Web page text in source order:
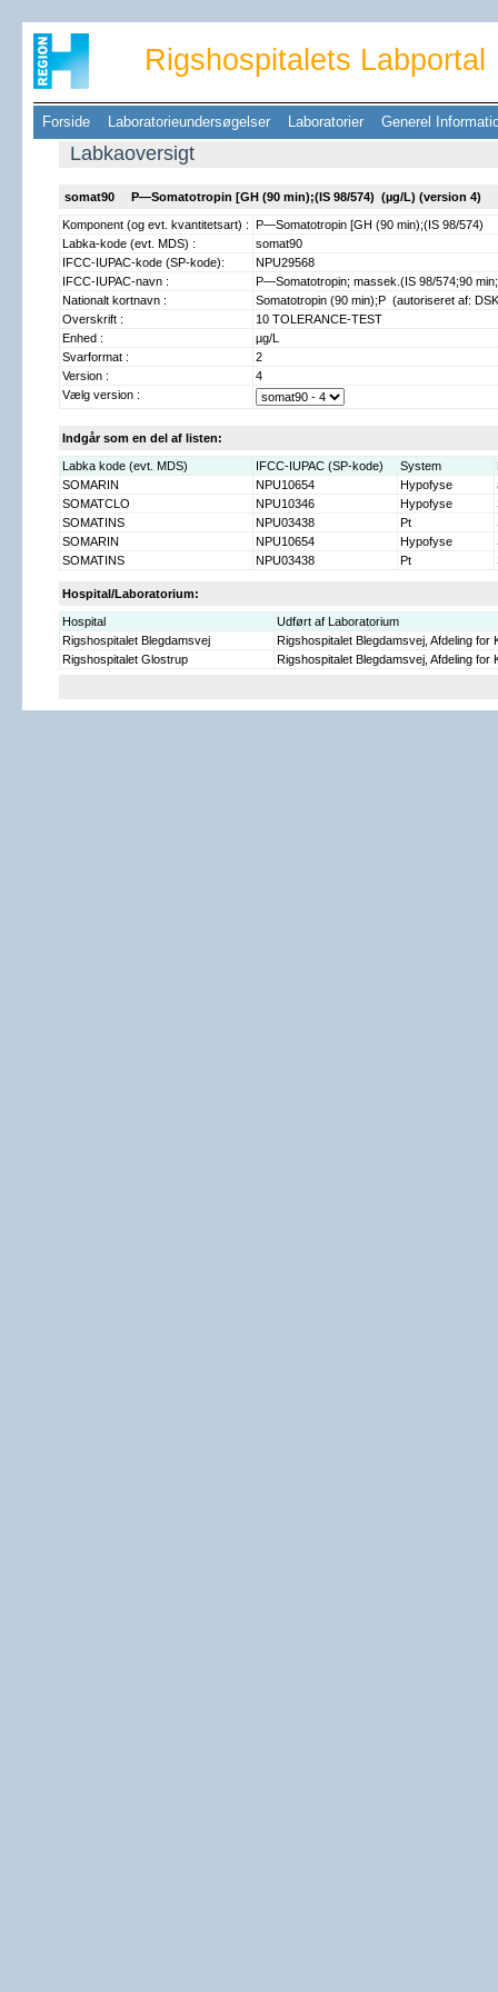
Rigshospitalets Labportal
Forside Laboratorieundersøgelser Laboratorier Generel
Labkaoversigt
somat90 P—Somatotropin [GH (90 min);(IS 98/574) (µg/L) (version 4)
Komponent (og evt. kvantitetsart) : P—Somatotropin [GH (90 min);(IS 98/574)
Labka-kode (evt. MDS) :
somat90
IFCC-IUPAC-kode (SP-kode):
NPU29568
IFCC-IUPAC-navn :
P—Somatotropin; massek.(IS 98/574;90
Nationalt kortnavn :
Somatotropin (90 min);P (autoriseret af:
Overskrift :
10 TOLERANCE-TEST
Enhed :
µg/L
Svarformat :
2
Version :
4
Vælg version :
Indgår som en del af listen:
Labka kode (evt. MDS) IFCC-IUPAC (SP-kode) System
SOMARIN
NPU10654 Hypofyse
SOMATCLO
NPU10346 Hypofyse
SOMATINS
NPU03438 Pt
SOMARIN
NPU10654 Hypofyse
SOMATINS
NPU03438 Pt
Hospital/Laboratorium:
Hospital
Udført af Laboratorium
Rigshospitalet Blegdamsvej
Rigshospitalet Blegdamsvej, Afdeling for
Rigshospitalet Glostrup
Rigshospitalet Blegdamsvej, Afdeling for